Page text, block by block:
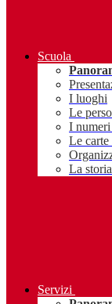
Scuola
I luoghi
Le
I numeri
Le carte
La storia
Servizi